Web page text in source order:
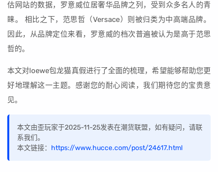
估网站的数据，罗意威位居奢华品牌之列，受到众多名人的青
睐。 相比之下，范思哲（Versace）则被归类为中高端品牌。
因此，从品牌定位来看，罗意威的档次普遍被认为是高于范思
哲的。
本文对loewe包龙猫真假进行了全面的梳理，希望能够帮助您更
好地理解这一主题。感谢您的耐心阅读，我们期待您的宝贵意
见。
本文由歪玩家于2025-11-25发表在潮货联盟，如有疑问，请联
系我们。
本文链接： https://www.hucce.com/post/24617.html